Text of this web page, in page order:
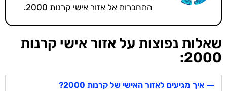
התחברות אל אזור אישי קרנות 2000.
שאלות נפוצות על אזור אישי קרנות
2000:
איך מגיעים לאזור האישי של קרנות 2000?